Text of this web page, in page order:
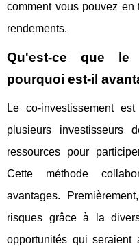
comment vous pouvez
rendements.
Qu'est-ce que le
pourquoi est-il
Le co-investissement
plusieurs investisseurs
ressources pour
Cette méthode
avantages.
risques grâce à la
opportunités qui seraient